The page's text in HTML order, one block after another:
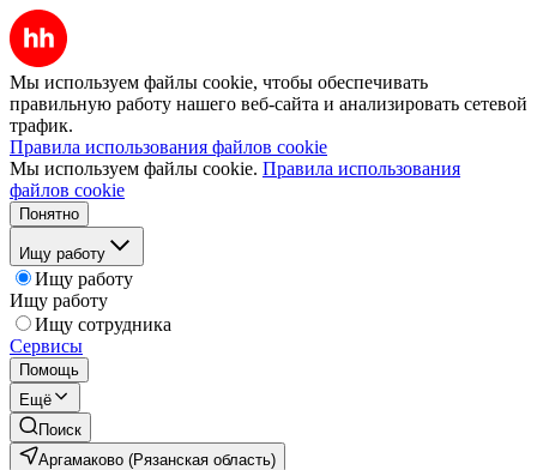
Мы используем файлы cookie, чтобы обеспечивать
правильную работу нашего веб-сайта и анализировать сетевой
трафик.
Правила использования файлов cookie
Мы используем файлы cookie. Правила использования
файлов cookie
Понятно
Ищу работу
Ищу работу
Ищу работу
Ищу сотрудника
Сервисы
Помощь
Ещё
Поиск
Аргамаково (Рязанская область)